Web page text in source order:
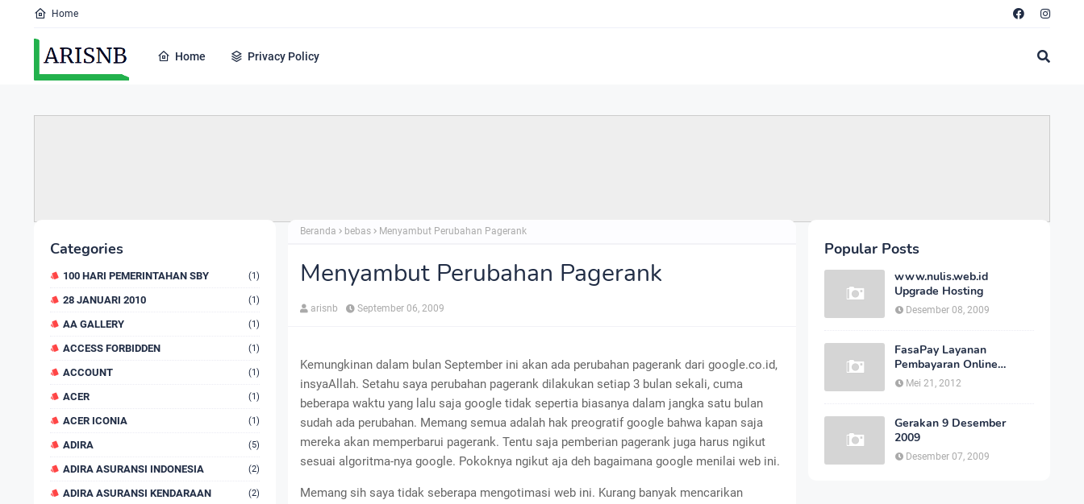
Home
Home Privacy Policy
Categories
100 HARI PEMERINTAHAN SBY (1)
28 JANUARI 2010 (1)
AA GALLERY (1)
ACCESS FORBIDDEN (1)
ACCOUNT (1)
ACER (1)
ACER ICONIA (1)
ADIRA (5)
ADIRA ASURANSI INDONESIA (2)
ADIRA ASURANSI KENDARAAN (2)
Beranda bebas Menyambut Perubahan Pagerank
Menyambut Perubahan Pagerank
arisnb September 06, 2009
Kemungkinan dalam bulan September ini akan ada perubahan pagerank dari google.co.id,
insyaAllah. Setahu saya perubahan pagerank dilakukan setiap 3 bulan sekali, cuma
beberapa waktu yang lalu saja google tidak sepertia biasanya dalam jangka satu bulan
sudah ada perubahan. Memang semua adalah hak preogratif google bahwa kapan saja
mereka akan memperbarui pagerank. Tentu saja pemberian pagerank juga harus ngikut
sesuai algoritma-nya google. Pokoknya ngikut aja deh bagaimana google menilai web ini.
Memang sih saya tidak seberapa mengotimasi web ini. Kurang banyak mencarikan
Popular Posts
www.nulis.web.id
Upgrade Hosting
Desember 08, 2009
FasaPay Layanan
Pembayaran Online
Indonesia Cepat dan
Mei 21, 2012
Gerakan 9 Desember
2009
Desember 07, 2009